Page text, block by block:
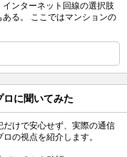
ンターネット回線の選択肢
る。 ここではマンションの
に聞いてみた
だけで安心せず、実際の通信
の視点を紹介します。